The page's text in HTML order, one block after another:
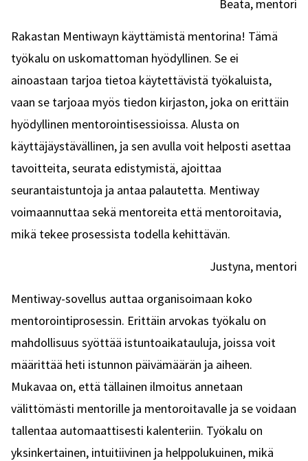
Beata, mentori
Rakastan Mentiwayn käyttämistä mentorina! Tämä
työkalu on uskomattoman hyödyllinen. Se ei
ainoastaan tarjoa tietoa käytettävistä työkaluista,
vaan se tarjoaa myös tiedon kirjaston, joka on erittäin
hyödyllinen mentorointisessioissa. Alusta on
käyttäjäystävällinen, ja sen avulla voit helposti asettaa
tavoitteita, seurata edistymistä, ajoittaa
seurantaistuntoja ja antaa palautetta. Mentiway
voimaannuttaa sekä mentoreita että mentoroitavia,
mikä tekee prosessista todella kehittävän.
Justyna, mentori
Mentiway-sovellus auttaa organisoimaan koko
mentorointiprosessin. Erittäin arvokas työkalu on
mahdollisuus syöttää istuntoaikatauluja, joissa voit
määrittää heti istunnon päivämäärän ja aiheen.
Mukavaa on, että tällainen ilmoitus annetaan
välittömästi mentorille ja mentoroitavalle ja se voidaan
tallentaa automaattisesti kalenteriin. Työkalu on
yksinkertainen, intuitiivinen ja helppolukuinen, mikä